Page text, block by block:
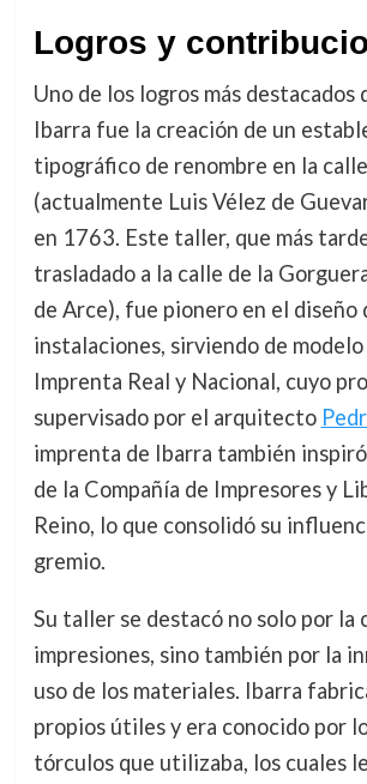
Logros y
Uno de los logros más destacados
Ibarra fue la creación de un
tipográfico de renombre en la
(actualmente Luis Vélez de
en 1763. Este taller, que más
trasladado a la calle de la
de Arce), fue pionero en el diseño
instalaciones, sirviendo de
Imprenta Real y Nacional, cuyo
supervisado por el arquitecto
imprenta de Ibarra también
de la Compañía de Impresores y
Reino, lo que consolidó su
gremio.
Su taller se destacó no solo por la
impresiones, sino también por la
uso de los materiales. Ibarra
propios útiles y era conocido por
tórculos que utilizaba, los cuales